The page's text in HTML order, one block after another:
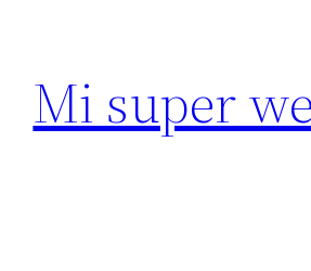
contenido
Mi super